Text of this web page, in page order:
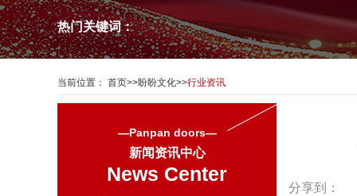
热门关键词：
当前位置： 首页>>盼盼文化>>行业资讯
—Panpan doors—
新闻资讯中心
News Center
分享到：